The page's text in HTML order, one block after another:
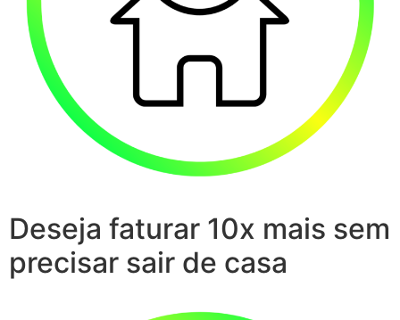
Deseja faturar 10x mais sem
precisar sair de casa